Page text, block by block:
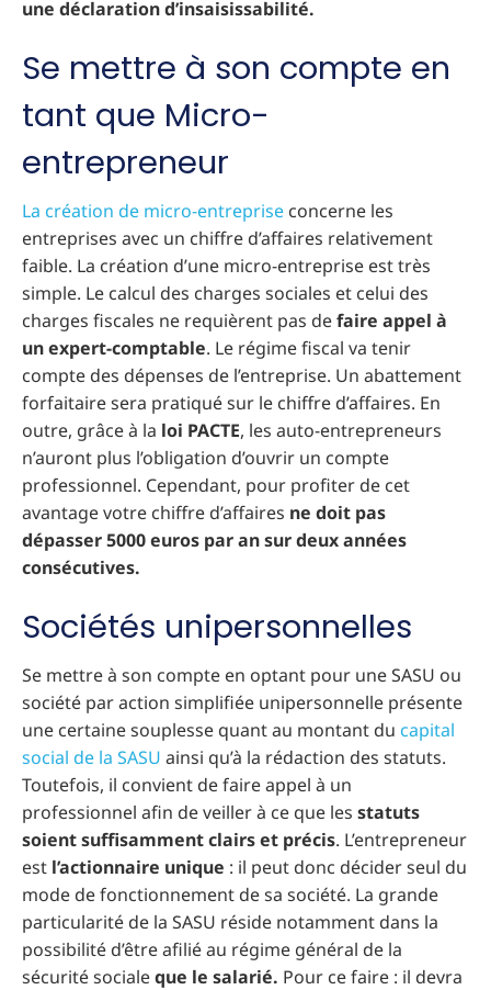
une déclaration d’insaisissabilité.
Se mettre à son compte en
tant que Micro-
entrepreneur
La création de micro-entreprise concerne les
entreprises avec un chiffre d’affaires relativement
faible. La création d’une micro-entreprise est très
simple. Le calcul des charges sociales et celui des
charges fiscales ne requièrent pas defaire appel à
un expert-comptable. Le régime fiscal va tenir
compte des dépenses de l’entreprise. Un abattement
forfaitaire sera pratiqué sur le chiffre d’affaires. En
outre, grâce à la loi PACTE, les auto-entrepreneurs
n’auront plus l’obligation d’ouvrir un compte
professionnel. Cependant, pour profiter de cet
avantage votre chiffre d’affaires ne doit pas
dépasser 5000 euros par an sur deux années
consécutives.
Sociétés unipersonnelles
Se mettre à son compte en optant pour une SASU ou
société par action simplifiée unipersonnelle présente
une certaine souplesse quant au montant du capital
social de la SASU ainsi qu’à la rédaction des statuts.
Toutefois, il convient de faire appel à un
professionnel afin de veiller à ce que les statuts
soient suffisamment clairs et précis. L’entrepreneur
est l’actionnaire unique : il peut donc décider seul du
mode de fonctionnement de sa société. La grande
particularité de la SASU réside notamment dans la
possibilité d’être afilié au régime général de la
sécurité socialeque le salarié. Pour ce faire : il devra